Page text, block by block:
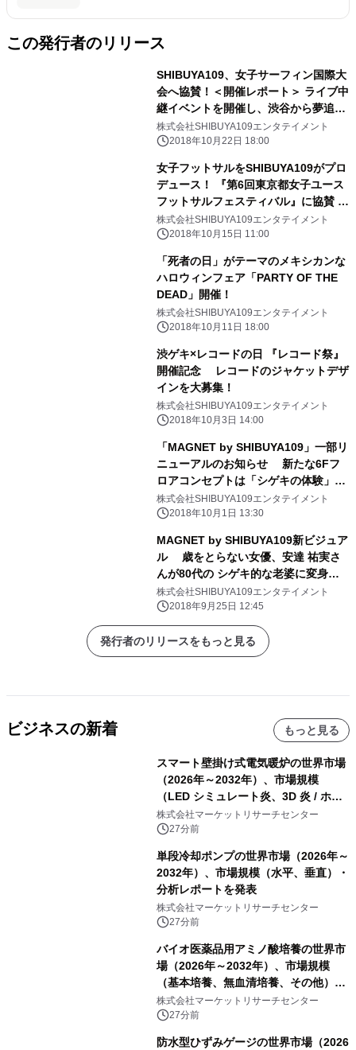
この発行者のリリース
SHIBUYA109、女子サーフィン国際大
会へ協賛！＜開催レポート＞ ライブ中
継イベントを開催し、渋谷から夢追う
女子サーファーを応援
株式会社SHIBUYA109エンタテイメント
2018年10月22日 18:00
女子フットサルをSHIBUYA109がプロ
デュース！ 『第6回東京都女子ユース
フットサルフェスティバル』に協賛 ～
フットサルを通じ、若者の夢や願いを
応援～
株式会社SHIBUYA109エンタテイメント
2018年10月15日 11:00
「死者の日」がテーマのメキシカンな
ハロウィンフェア「PARTY OF THE
DEAD」開催！
株式会社SHIBUYA109エンタテイメント
2018年10月11日 18:00
渋ゲキ×レコードの日 『レコード祭』
開催記念 レコードのジャケットデザ
インを大募集！
株式会社SHIBUYA109エンタテイメント
2018年10月3日 14:00
「MAGNET by SHIBUYA109」一部リ
ニューアルのお知らせ 新たな6Fフ
ロアコンセプトは「シゲキの体験」
VR専門施設「JOYPOLIS VR
SHIBUYA」が登場！ 2018年10月25日
株式会社SHIBUYA109エンタテイメント
2018年10月1日 13:30
MAGNET by SHIBUYA109新ビジュア
ル 歳をとらない女優、安達 祐実さ
んが80代の シゲキ的な老婆に変身！
2018年9月25日(火)より館内ポスター
掲示スタート
株式会社SHIBUYA109エンタテイメント
2018年9月25日 12:45
発行者のリリースをもっと見る
ビジネスの新着 もっと見る
スマート壁掛け式電気暖炉の世界市場
（2026年～2032年）、市場規模
（LED シミュレート炎、3D 炎 / ホロ
グラフィック効果、水ミスト炎）・分
析レポートを発表
株式会社マーケットリサーチセンター
27分前
単段冷却ポンプの世界市場（2026年～
2032年）、市場規模（水平、垂直）・
分析レポートを発表
株式会社マーケットリサーチセンター
27分前
バイオ医薬品用アミノ酸培養の世界市
場（2026年～2032年）、市場規模
（基本培養、無血清培養、その他）・
分析レポートを発表
株式会社マーケットリサーチセンター
27分前
防水型ひずみゲージの世界市場（2026